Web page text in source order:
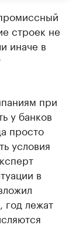
строек не
иначе в
при
у банков
просто
условия
в
год лежат